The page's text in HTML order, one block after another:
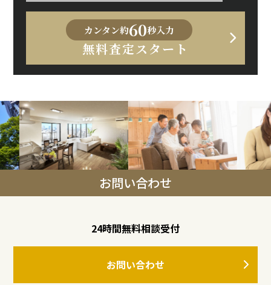
カンタン約60秒入力
無料査定スタート
お問い合わせ
24時間無料相談受付
お問い合わせ